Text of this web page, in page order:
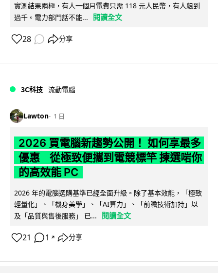
實測結果兩極，有人一個月電費只需 118 元人民幣，有人飆到
過千。電力部門話不能...
閱讀全文
28 分享
3C科技 流動電腦
Lawton 1 日
2026 買電腦新趨勢公開！ 如何享最多
優惠 從極致便攜到電競標竿 揀選啱你
的高效能 PC
2026 年的電腦選購基準已經全面升級。除了基本效能，「極致
輕量化」、「機身美學」、「AI算力」、「前瞻技術加持」以
及「品質與售後服務」 已...
閱讀全文
21 1 ↗ 分享